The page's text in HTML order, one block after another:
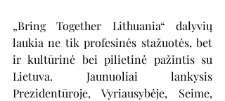
„Bring Together Lithuania“ dalyvių
laukia ne tik profesinės stažuotės, bet
ir kultūrinė bei pilietinė pažintis su
Lietuva. Jaunuoliai lankysis
Prezidentūroje, Vyriausybėje, Seime,